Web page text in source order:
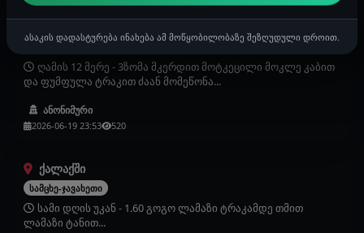
აჭარა
ღამის 12 მერე - 3ზომა მკერდით მოტკეცილი მოკლე კაბით
და ფუმფულა ტრაკით ძაან მომეწონა...
ანონიმური
2026-06-19 23:53 520
ქალაქში
სამცხე-ჯავახეთი
სამი დღის უკან - 1.60 გოგო ლამაზი ტრაკამდე თმით
ლამაზი ტანით...
ასაკის დადასტურება ინახება ამ მოწყობილობაზე შეზღუდული დროით.